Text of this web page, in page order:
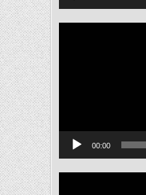
00:00